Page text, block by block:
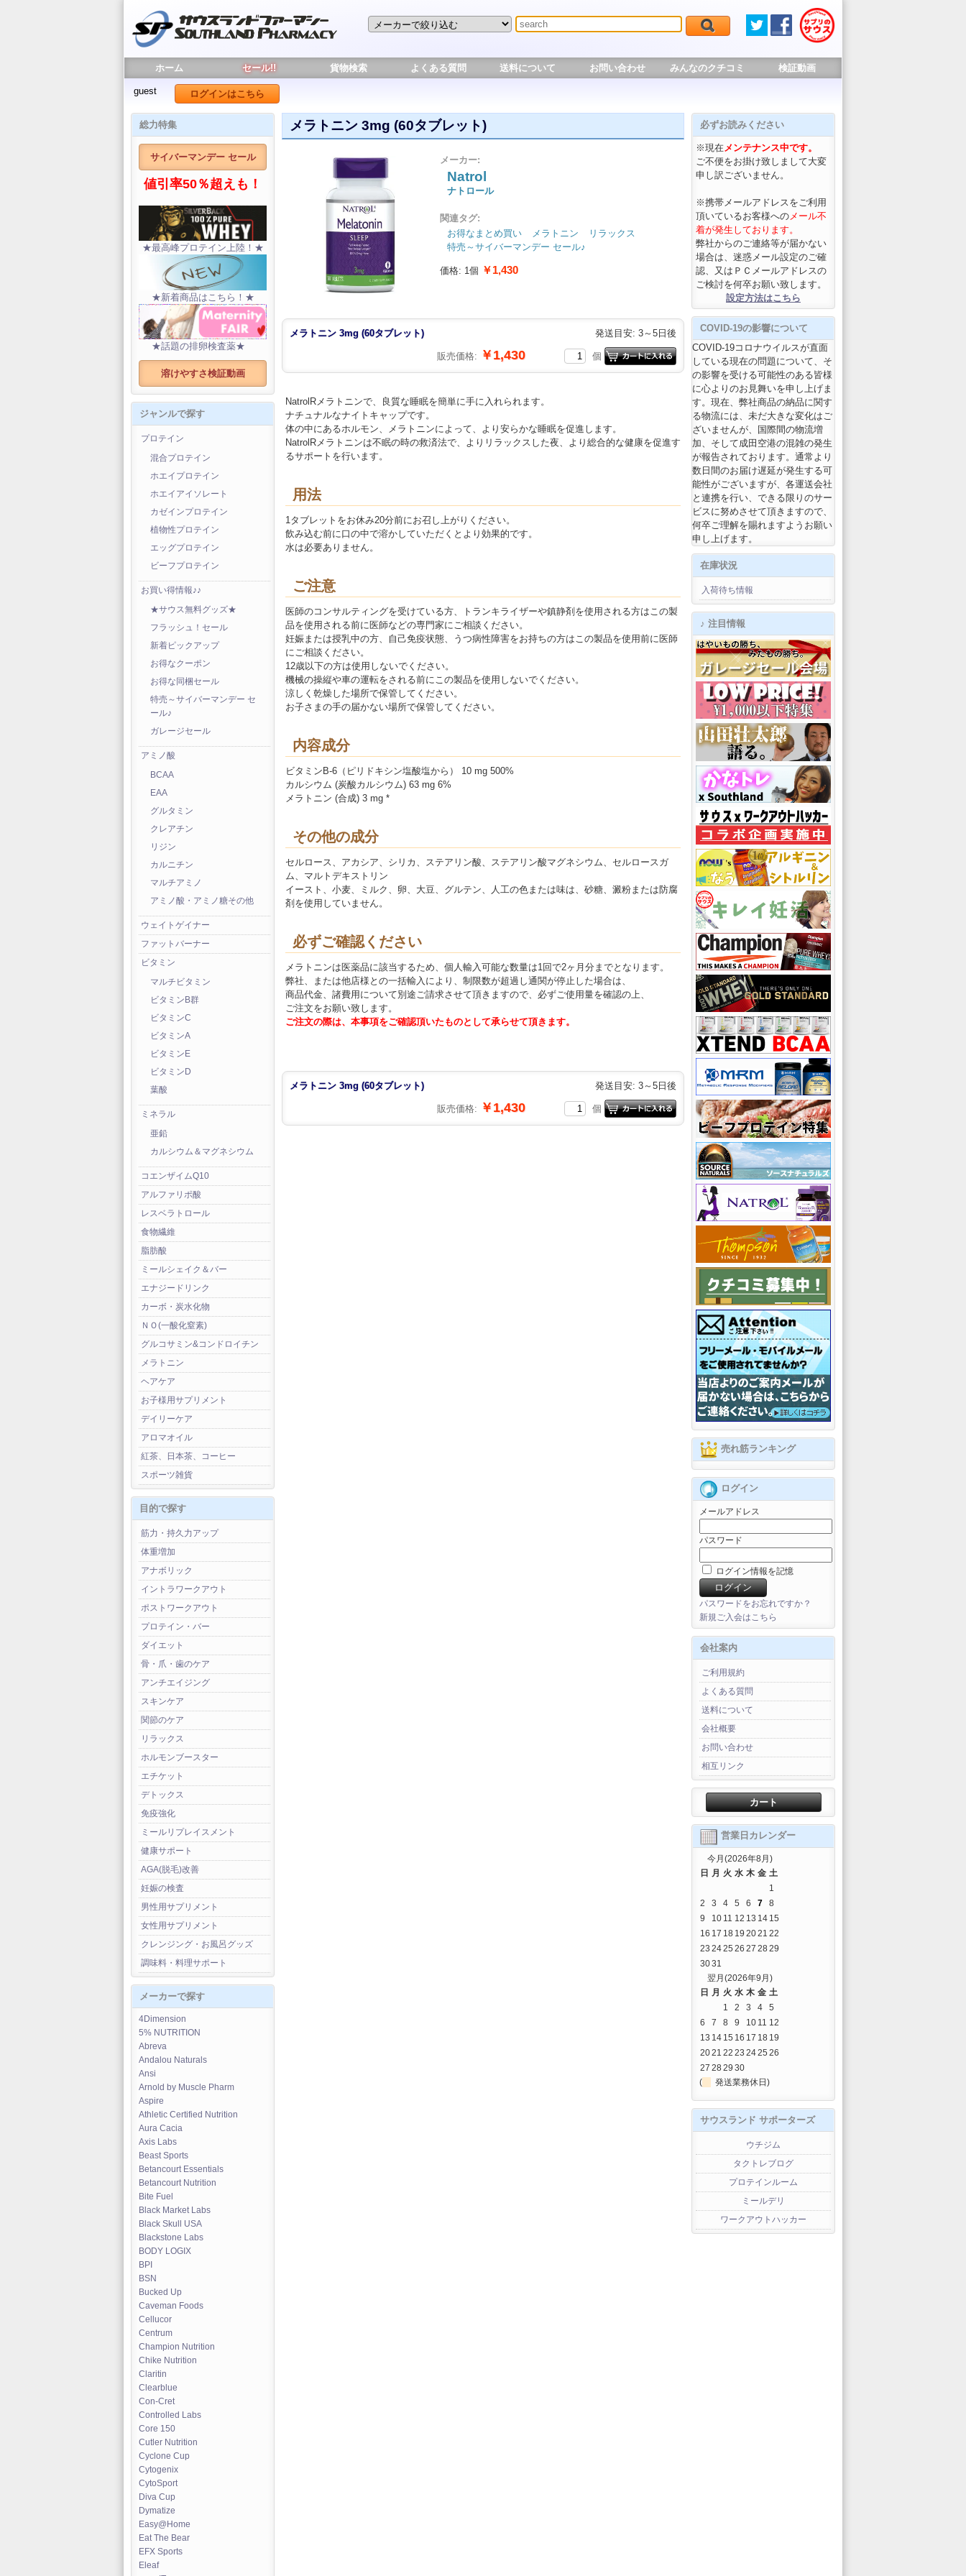
ホーム セール!! 貨物検索 よくある質問 送料について お問い合わせ みんなのクチコミ 検証動画
guest ログインはこちら
総力特集
サイバーマンデー セール
値引率50％超えも！
★最高峰プロテイン上陸！★
★新着商品はこちら！★
★話題の排卵検査薬★
溶けやすさ検証動画
ジャンルで探す
プロテイン
混合プロテイン
ホエイプロテイン
ホエイアイソレート
カゼインプロテイン
植物性プロテイン
エッグプロテイン
ビーフプロテイン
お買い得情報♪♪
★サウス無料グッズ★
フラッシュ！セール
新着ピックアップ
お得なクーポン
お得な同梱セール
特売～サイバーマンデー セ
ール♪
ガレージセール
アミノ酸
BCAA
EAA
グルタミン
クレアチン
リジン
カルニチン
マルチアミノ
アミノ酸・アミノ糖その他
ウェイトゲイナー
ファットバーナー
ビタミン
マルチビタミン
ビタミンB群
ビタミンC
ビタミンA
ビタミンE
ビタミンD
葉酸
ミネラル
亜鉛
カルシウム＆マグネシウム
コエンザイムQ10
アルファリポ酸
レスベラトロール
食物繊維
脂肪酸
ミールシェイク＆バー
エナジードリンク
カーボ・炭水化物
ＮＯ(一酸化窒素)
グルコサミン&コンドロイチン
メラトニン
ヘアケア
お子様用サプリメント
デイリーケア
アロマオイル
紅茶、日本茶、コーヒー
スポーツ雑貨
目的で探す
筋力・持久力アップ
体重増加
アナボリック
イントラワークアウト
ポストワークアウト
プロテイン・バー
ダイエット
骨・爪・歯のケア
アンチエイジング
スキンケア
関節のケア
リラックス
ホルモンブースター
エチケット
デトックス
免疫強化
ミールリプレイスメント
健康サポート
AGA(脱毛)改善
妊娠の検査
男性用サプリメント
女性用サプリメント
クレンジング・お風呂グッズ
調味料・料理サポート
メーカーで探す
4Dimension
5% NUTRITION
Abreva
Andalou Naturals
Ansi
Arnold by Muscle Pharm
Aspire
Athletic Certified Nutrition
Aura Cacia
Axis Labs
Beast Sports
Betancourt Essentials
Betancourt Nutrition
Bite Fuel
Black Market Labs
Black Skull USA
Blackstone Labs
BODY LOGIX
BPI
BSN
Bucked Up
Caveman Foods
Cellucor
Centrum
Champion Nutrition
Chike Nutrition
Claritin
Clearblue
Con-Cret
Controlled Labs
Core 150
Cutler Nutrition
Cyclone Cup
Cytogenix
CytoSport
Diva Cup
Dymatize
Easy@Home
Eat The Bear
EFX Sports
Eleaf
メラトニン 3mg (60タブレット)
メーカー:
Natrol
ナトロール
関連タグ:
お得なまとめ買い
メラトニン
リラックス
特売～サイバーマンデー セール♪
価格: 1個 ￥1,430
メラトニン 3mg (60タブレット) 発送目安: 3～5日後
販売価格: ￥1,430 個
NatrolRメラトニンで、良質な睡眠を簡単に手に入れられます。
ナチュナルなナイトキャップです。
体の中にあるホルモン、メラトニンによって、より安らかな睡眠を促進します。
NatrolRメラトニンは不眠の時の救済法で、よりリラックスした夜、より総合的な健康を促進す
るサポートを行います。
用法
1タブレットをお休み20分前にお召し上がりください。
飲み込む前に口の中で溶かしていただくとより効果的です。
水は必要ありません。
ご注意
医師のコンサルティングを受けている方、トランキライザーや鎮静剤を使用される方はこの製
品を使用される前に医師などの専門家にご相談ください。
妊娠または授乳中の方、自己免疫状態、うつ病性障害をお持ちの方はこの製品を使用前に医師
にご相談ください。
12歳以下の方は使用しないでください。
機械の操縦や車の運転をされる前にこの製品を使用しないでください。
涼しく乾燥した場所で保管してください。
お子さまの手の届かない場所で保管してください。
内容成分
ビタミンB-6（ピリドキシン塩酸塩から） 10 mg 500%
カルシウム (炭酸カルシウム) 63 mg 6%
メラトニン (合成) 3 mg *
その他の成分
セルロース、アカシア、シリカ、ステアリン酸、ステアリン酸マグネシウム、セルロースガ
ム、マルトデキストリン
イースト、小麦、ミルク、卵、大豆、グルテン、人工の色または味は、砂糖、澱粉または防腐
剤を使用していません。
必ずご確認ください
メラトニンは医薬品に該当するため、個人輸入可能な数量は1回で2ヶ月分までとなります。
弊社、または他店様との一括輸入により、制限数が超過し通関が停止した場合は、
商品代金、諸費用について別途ご請求させて頂きますので、必ずご使用量を確認の上、
ご注文をお願い致します。
ご注文の際は、本事項をご確認頂いたものとして承らせて頂きます。
メラトニン 3mg (60タブレット) 発送目安: 3～5日後
販売価格: ￥1,430 個
必ずお読みください
※現在メンテナンス中です。
ご不便をお掛け致しまして大変
申し訳ございません。
※携帯メールアドレスをご利用
頂いているお客様へのメール不
着が発生しております。
弊社からのご連絡等が届かない
場合は、迷惑メール設定のご確
認、又はＰＣメールアドレスの
ご検討を何卒お願い致します。
設定方法はこちら
COVID-19の影響について
COVID-19コロナウイルスが直面
している現在の問題について、そ
の影響を受ける可能性のある皆様
に心よりのお見舞いを申し上げま
す。現在、弊社商品の納品に関す
る物流には、未だ大きな変化はご
ざいませんが、国際間の物流増
加、そして成田空港の混雑の発生
が報告されております。通常より
数日間のお届け遅延が発生する可
能性がございますが、各運送会社
と連携を行い、できる限りのサー
ビスに努めさせて頂きますので、
何卒ご理解を賜れますようお願い
申し上げます。
在庫状況
入荷待ち情報
♪ 注目情報
売れ筋ランキング
ログイン
メールアドレス
パスワード
ログイン情報を記憶
パスワードをお忘れですか？
新規ご入会はこちら
会社案内
ご利用規約
よくある質問
送料について
会社概要
お問い合わせ
相互リンク
カート
営業日カレンダー
今月(2026年8月)
日 月 火 水 木 金 土
1
2
3 4 5 6 7
8
9
10 11 12 13 14 15
16 17 18 19 2021 22
23 2425 26 27 2829
3031
翌月(2026年9月)
日 月 火 水 木 金 土
1
2 3 4
5
6
7 8 9 10 11 12
13 14 15 16 17 18 19
2021 22 23 2425 26
27 2829 30
(
発送業務休日)
サウスランド サポーターズ
ウチジム
タクトレブログ
プロテインルーム
ミールデリ
ワークアウトハッカー